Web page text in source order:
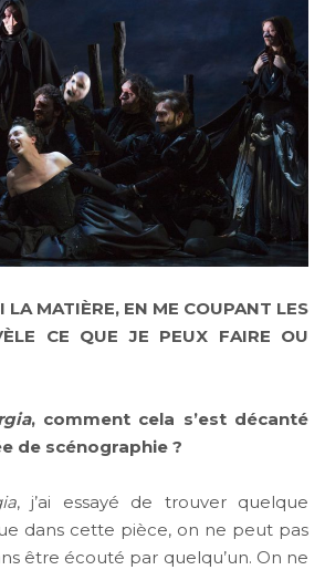
LA MATIÈRE, EN ME COUPANT LES
CE QUE JE PEUX FAIRE OU
, comment cela s’est décanté
de scénographie ?
, j’ai essayé de trouver quelque
dans cette pièce, on ne peut pas
être écouté par quelqu’un. On ne